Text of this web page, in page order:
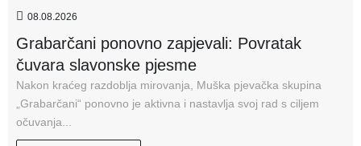
08.08.2026
Grabarčani ponovno zapjevali: Povratak
čuvara slavonske pjesme
Nakon kraćeg razdoblja mirovanja, Muška pjevačka skupina
„Grabarčani“ ponovno je aktivna i nastavlja svoj rad s ciljem
očuvanja...